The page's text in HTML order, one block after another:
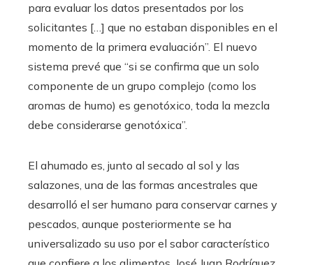
para evaluar los datos presentados por los
solicitantes […] que no estaban disponibles en el
momento de la primera evaluación”. El nuevo
sistema prevé que “si se confirma que un solo
componente de un grupo complejo (como los
aromas de humo) es genotóxico, toda la mezcla
debe considerarse genotóxica”.
El ahumado es, junto al secado al sol y las
salazones, una de las formas ancestrales que
desarrolló el ser humano para conservar carnes y
pescados, aunque posteriormente se ha
universalizado su uso por el sabor característico